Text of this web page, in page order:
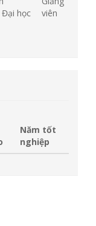
Đại học
viên
Năm tốt
nghiệp